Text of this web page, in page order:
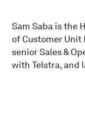
Sam Saba is the
of Customer Unit
senior Sales &
with Telstra, and